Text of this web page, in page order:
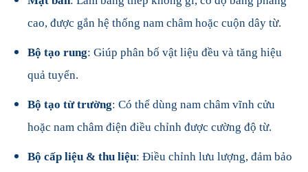
cao, được gắn hệ thống nam châm hoặc cuộn dây từ.
Bộ tạo rung: Giúp phân bố vật liệu đều và tăng hiệu
quả tuyển.
Bộ tạo từ trường: Có thể dùng nam châm vĩnh cửu
hoặc nam châm điện điều chỉnh được cường độ từ.
Bộ cấp liệu & thu liệu: Điều chỉnh lưu lượng, đảm bảo